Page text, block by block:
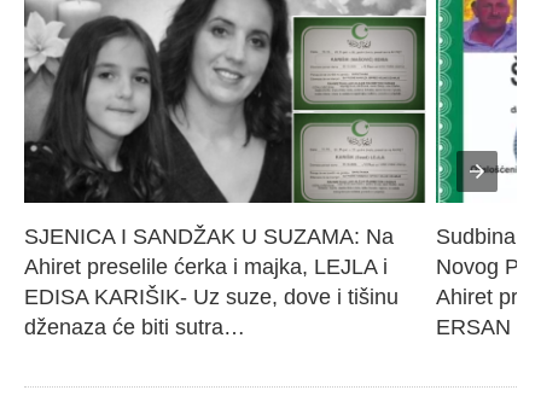
SJENICA I SANDŽAK U SUZAMA: Na
Ahiret preselile ćerka i majka, LEJLA i
EDISA KARIŠIK- Uz suze, dove i tišinu
dženaza će biti sutra…
Sudbina
Novog
Ahiret
ERSAN